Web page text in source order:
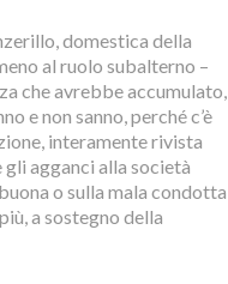
domestica della
al ruolo subalterno –
che avrebbe accumulato,
e non sanno, perché c’è
interamente rivista
gli agganci alla società
o sulla mala condotta
a sostegno della